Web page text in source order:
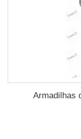
Armadilhas